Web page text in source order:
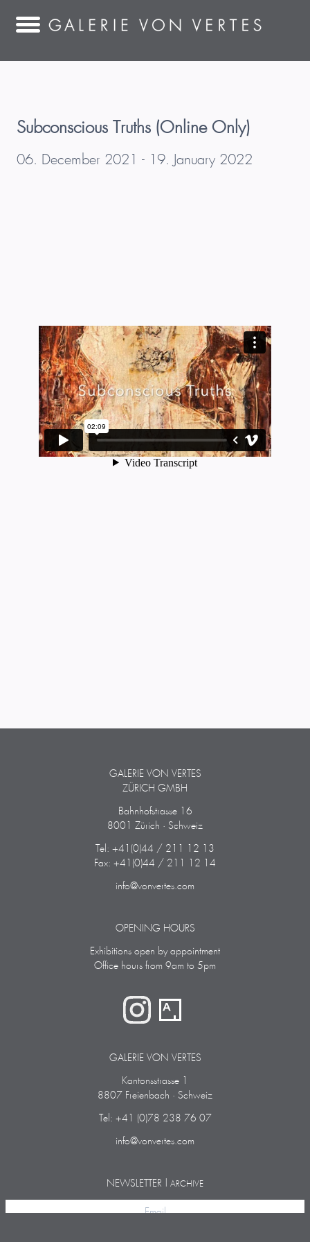
Subconscious Truths (Online Only)
06. December 2021 - 19. January 2022
GALERIE VON VERTES
ZÜRICH GMBH
Bahnhofstrasse 16
8001 Zürich · Schweiz
Tel: +41(0)44 / 211 12 13
Fax: +41(0)44 / 211 12 14
info@vonvertes.com
OPENING HOURS
Exhibitions open by appointment
Office hours from 9am to 5pm
GALERIE VON VERTES
Kantonsstrasse 1
8807 Freienbach · Schweiz
Tel: +41 (0)78 238 76 07
info@vonvertes.com
NEWSLETTER | ARCHIVE